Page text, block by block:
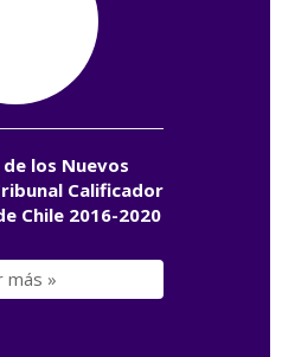
los Nuevos
Calificador
Chile 2016-2020
más »